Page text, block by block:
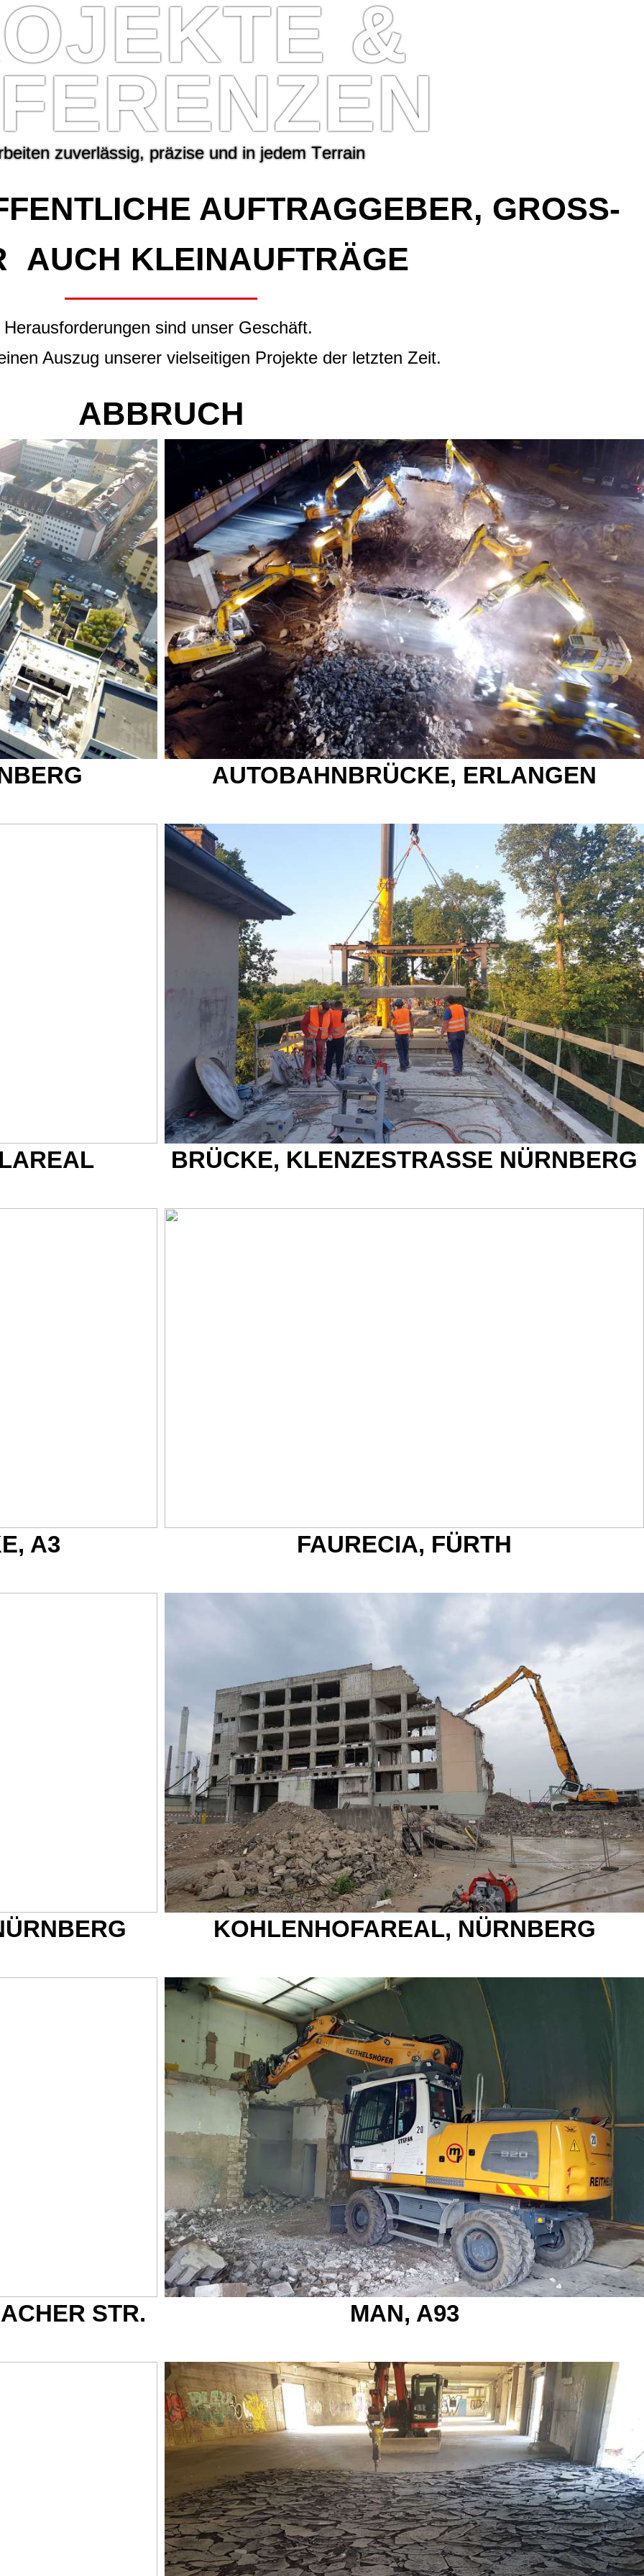
OJEKTE &
FERENZEN
beiten zuverlässig, präzise und in jedem Terrain
AUFTRAGGEBER, GROSS- O
KLEINAUFTRÄGE
Herausforderungen sind unser Geschäft.
Auszug unserer vielseitigen Projekte der letzten Zeit.
ABBRUCH
AUTOBAHNBRÜCKE, ERLANGEN
BRÜCKE, KLENZESTRASSE NÜRNBERG
A3 FAURECIA, FÜRTH
KOHLENHOFAREAL, NÜRNBERG
STR.
MAN, A93